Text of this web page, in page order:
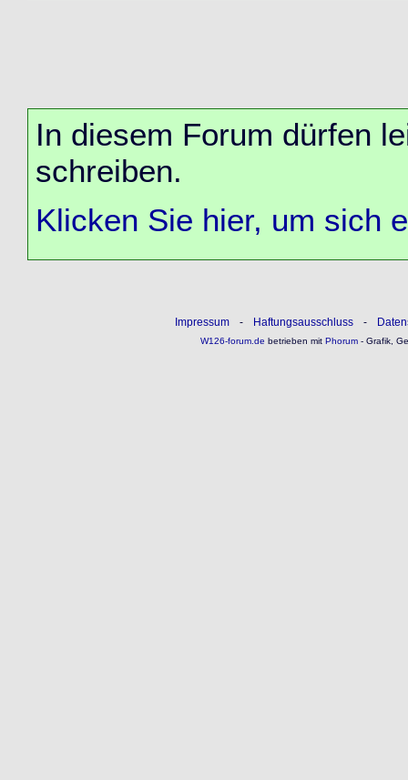
In diesem Forum dürfen
schreiben.
Klicken Sie hier, um sich
Impressum - Haftungsausschluss -
W126-forum.de betrieben mitPhorum- Grafik,